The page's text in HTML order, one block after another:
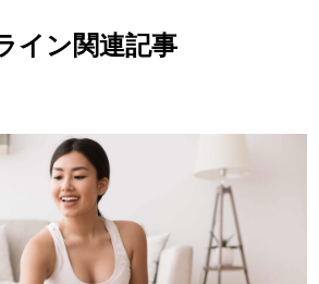
イン関連記事